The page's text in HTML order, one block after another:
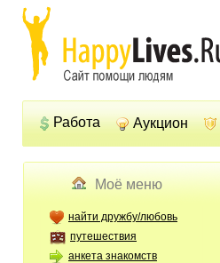
Работа Аукцион
Моё меню
найти дружбу/любовь
путешествия
анкета знакомств